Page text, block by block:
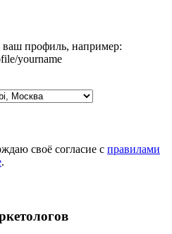
ваш профиль, например:
yourname
своё согласие с правилами
.